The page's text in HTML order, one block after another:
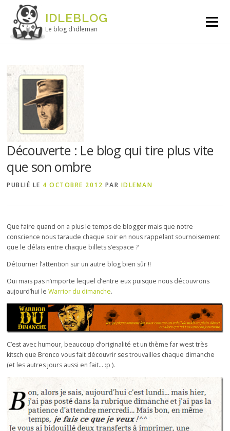
Aller au contenu
IDLEBLOG
Le blog d'idleman
Menu
Découverte : Le blog qui tire plus vite
que son ombre
PUBLIÉ LE 4 OCTOBRE 2012 PAR IDLEMAN
Que faire quand on a plus le temps de blogger mais que notre
conscience nous taraude chaque soir en nous rappelant sournoisement
que le délais entre chaque billets s’espace ?
Détourner l’attention sur un autre blog bien sûr !!
Oui mais pas n’importe lequel d’entre eux puisque nous découvrons
aujourd’hui leWarrior du dimanche.
C’est avec humour, beaucoup d’originalité et un thème far west très
kitsch que Bronco vous fait découvrir ses trouvailles chaque dimanche
(et les autres jours aussi en fait… :p ).